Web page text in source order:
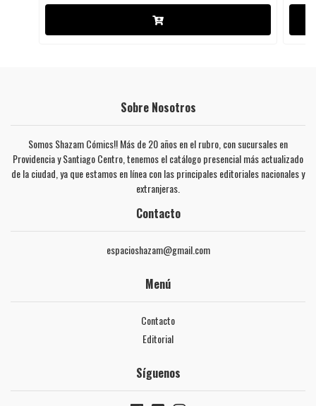
Sobre Nosotros
Somos Shazam Cómics!! Más de 20 años en el rubro, con sucursales en
Providencia y Santiago Centro, tenemos el catálogo presencial más actualizado
de la ciudad, ya que estamos en línea con las principales editoriales nacionales y
extranjeras.
Contacto
espacioshazam@gmail.com
Menú
Contacto
Editorial
Síguenos